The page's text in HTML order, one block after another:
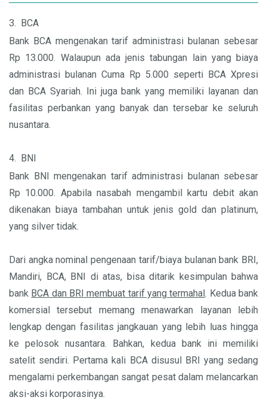
3. BCA
Bank BCA mengenakan tarif administrasi bulanan sebesar
Rp 13.000. Walaupun ada jenis tabungan lain yang biaya
administrasi bulanan Cuma Rp 5.000 seperti BCA Xpresi
dan BCA Syariah. Ini juga bank yang memiliki layanan dan
fasilitas perbankan yang banyak dan tersebar ke seluruh
nusantara.
4. BNI
Bank BNI mengenakan tarif administrasi bulanan sebesar
Rp 10.000. Apabila nasabah mengambil kartu debit akan
dikenakan biaya tambahan untuk jenis gold dan platinum,
yang silver tidak.
Dari angka nominal pengenaan tarif/biaya bulanan bank BRI,
Mandiri, BCA, BNI di atas, bisa ditarik kesimpulan bahwa
bank BCA dan BRI membuat tarif yang termahal. Kedua bank
komersial tersebut memang menawarkan layanan lebih
lengkap dengan fasilitas jangkauan yang lebih luas hingga
ke pelosok nusantara. Bahkan, kedua bank ini memiliki
satelit sendiri. Pertama kali BCA disusul BRI yang sedang
mengalami perkembangan sangat pesat dalam melancarkan
aksi-aksi korporasinya.